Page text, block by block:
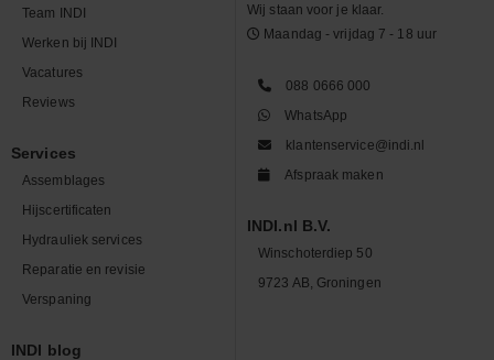
Team INDI
Werken bij INDI
Vacatures
Reviews
Services
Assemblages
Hijscertificaten
Hydrauliek services
Reparatie en revisie
Verspaning
INDI blog
Wij staan voor je klaar.
Maandag - vrijdag 7 - 18 uur
088 0666 000
WhatsApp
klantenservice@indi.nl
Afspraak maken
INDI.nl B.V.
Winschoterdiep 50
9723 AB, Groningen